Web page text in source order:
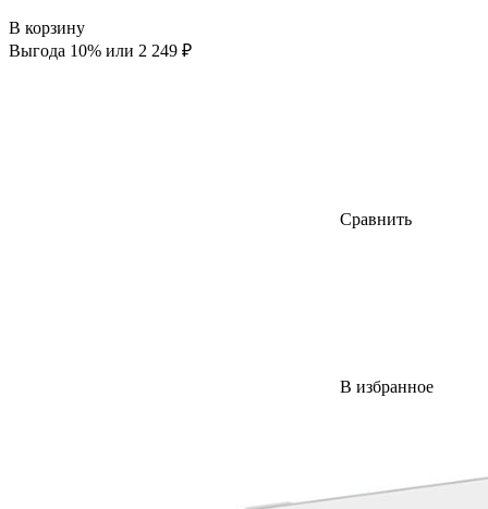
В корзину
Выгода 10% или 2 249 ₽
Сравнить
В избранное